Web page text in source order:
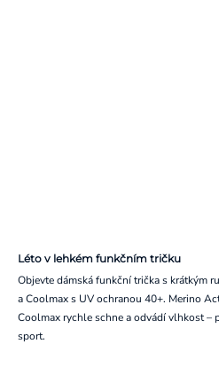
Léto v lehkém funkčním tričku
Objevte dámská funkční trička s krátkým
a Coolmax s UV ochranou 40+. Merino
Coolmax rychle schne a odvádí vlhkost –
sport.